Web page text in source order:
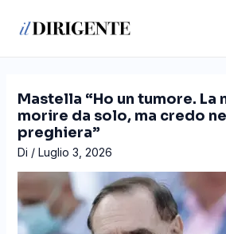
Mastella “Ho un tumore. La
morire da solo, ma credo
preghiera”
Di / Luglio 3, 2026
articoli